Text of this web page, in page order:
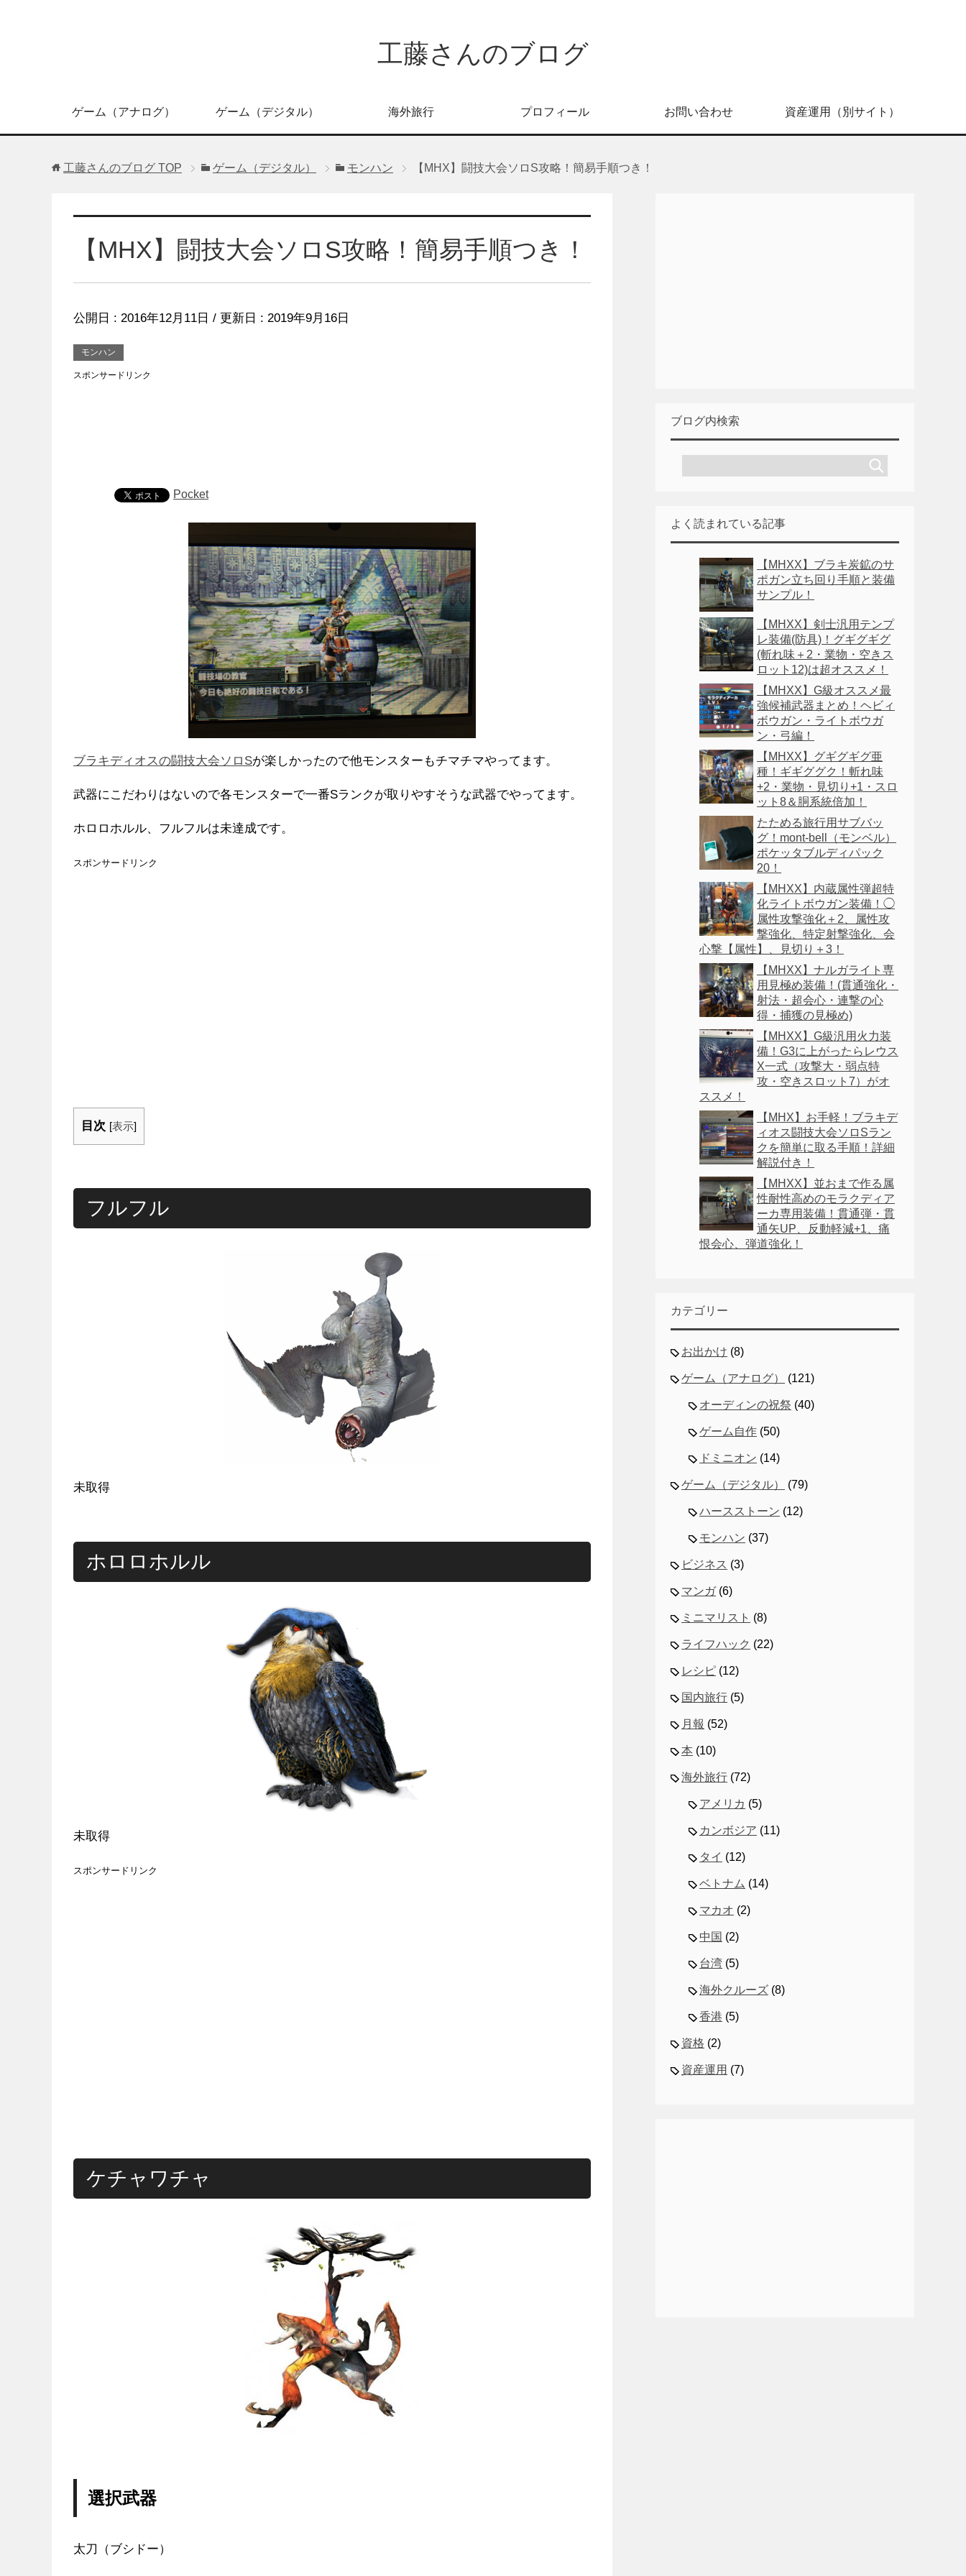
工藤さんのブログ
ゲーム（アナログ） ゲーム（デジタル） 海外旅行 プロフィール お問い合わせ 資産運用（別サイト）
工藤さんのブログ TOP ゲーム（デジタル） モンハン 【MHX】闘技大会ソロS攻略！簡易手順つき！
【MHX】闘技大会ソロS攻略！簡易手順つき！
公開日 : 2016年12月11日 / 更新日 : 2019年9月16日
モンハン
スポンサードリンク
Pocket
ブラキディオスの闘技大会ソロSが楽しかったので他モンスターもチマチマやってます。
武器にこだわりはないので各モンスターで一番Sランクが取りやすそうな武器でやってます。
ホロロホルル、フルフルは未達成です。
スポンサードリンク
目次 [表示]
フルフル
未取得
ホロロホルル
未取得
スポンサードリンク
ケチャワチャ
選択武器
太刀（ブシドー）
ブログ内検索
よく読まれている記事
【MHXX】ブラキ炭鉱のサ
ポガン立ち回り手順と装備
サンプル！
【MHXX】剣士汎用テンプ
レ装備(防具)！グギグギグ
(斬れ味＋2・業物・空きス
ロット12)は超オススメ！
【MHXX】G級オススメ最
強候補武器まとめ！ヘビィ
ボウガン・ライトボウガ
ン・弓編！
【MHXX】グギグギグ亜
種！ギギググク！斬れ味
+2・業物・見切り+1・スロ
ット8＆胴系統倍加！
たためる旅行用サブバッ
グ！mont-bell（モンベル）
ポケッタブルディパック
20！
【MHXX】内蔵属性弾超特
化ライトボウガン装備！◯
属性攻撃強化＋2、属性攻
撃強化、特定射撃強化、会
心撃【属性】、見切り＋3！
【MHXX】ナルガライト専
用見極め装備！(貫通強化・
射法・超会心・連撃の心
得・捕獲の見極め)
【MHXX】G級汎用火力装
備！G3に上がったらレウス
X一式（攻撃大・弱点特
攻・空きスロット7）がオ
ススメ！
【MHX】お手軽！ブラキデ
ィオス闘技大会ソロSラン
クを簡単に取る手順！詳細
解説付き！
【MHXX】並おまで作る属
性耐性高めのモラクディア
ーカ専用装備！貫通弾・貫
通矢UP、反動軽減+1、痛
恨会心、弾道強化！
カテゴリー
お出かけ (8)
ゲーム（アナログ） (121)
オーディンの祝祭 (40)
ゲーム自作 (50)
ドミニオン (14)
ゲーム（デジタル） (79)
ハースストーン (12)
モンハン (37)
ビジネス (3)
マンガ(6)
ミニマリスト (8)
ライフハック (22)
レシピ (12)
国内旅行 (5)
月報 (52)
本 (10)
海外旅行 (72)
アメリカ (5)
カンボジア (11)
タイ (12)
ベトナム (14)
マカオ (2)
中国 (2)
台湾 (5)
海外クルーズ (8)
香港 (5)
資格 (2)
資産運用 (7)